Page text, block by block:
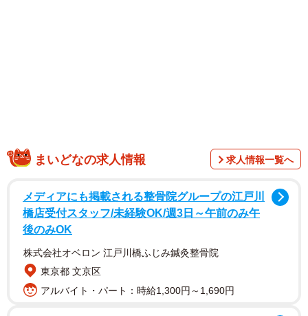
注文してから届くときまでワクワクできるサービ
ス。そして圧倒的な差を感じた先輩。オイシック
まいどなの求人情報 求人情報一覧へ
メディアにも掲載される整骨院グループの江戸川
橋店受付スタッフ/未経験OK/週3日～午前のみ午
後のみOK
株式会社オベロン 江戸川橋ふじみ鍼灸整骨院
東京都 文京区
アルバイト・パート：時給1,300円～1,690円